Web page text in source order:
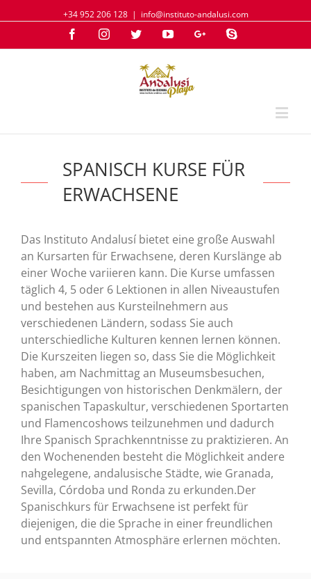
+34 952 206 128 | info@instituto-andalusi.com
FacebookInstagramTwitterYouTubeGoogle+Skype
SPANISCH KURSE FÜR
ERWACHSENE
Das Instituto Andalusí bietet eine große Auswahl
an Kursarten für Erwachsene, deren Kurslänge ab
einer Woche variieren kann. Die Kurse umfassen
täglich 4, 5 oder 6 Lektionen in allen Niveaustufen
und bestehen aus Kursteilnehmern aus
verschiedenen Ländern, sodass Sie auch
unterschiedliche Kulturen kennen lernen können.
Die Kurszeiten liegen so, dass Sie die Möglichkeit
haben, am Nachmittag an Museumsbesuchen,
Besichtigungen von historischen Denkmälern, der
spanischen Tapaskultur, verschiedenen Sportarten
und Flamencoshows teilzunehmen und dadurch
Ihre Spanisch Sprachkenntnisse zu praktizieren. An
den Wochenenden besteht die Möglichkeit andere
nahgelegene, andalusische Städte, wie Granada,
Sevilla, Córdoba und Ronda zu erkunden.Der
Spanischkurs für Erwachsene ist perfekt für
diejenigen, die die Sprache in einer freundlichen
und entspannten Atmosphäre erlernen möchten.